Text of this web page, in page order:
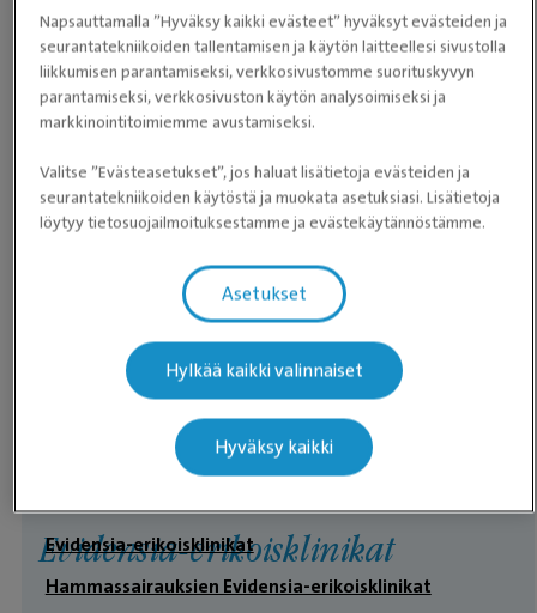
Kissan päivittäisruoka
Koiran erikoisruoka
Koiran lisäravinteet
Koiran päivittäisruoka
PURINA® PRO PLAN® Expert Care Nutrition -
PURINA® PRO PLAN® Veterinary Diets
Kuntoutus, hyvinvointi ja
käyttäytyminen
Koiran tai kissan painonpudotus
Evidensia-erikoisklinikat
Evidensia-erikoisklinikat
Hammassairauksien Evidensia-erikoisklinikat
Napsauttamalla ”Hyväksy kaikki evästeet” hyväksyt evästeiden ja
seurantatekniikoiden tallentamisen ja käytön laitteellesi sivustolla
liikkumisen parantamiseksi, verkkosivustomme suorituskyvyn
parantamiseksi, verkkosivuston käytön analysoimiseksi ja
markkinointitoimiemme avustamiseksi.
Valitse ”Evästeasetukset”, jos haluat lisätietoja evästeiden ja
seurantatekniikoiden käytöstä ja muokata asetuksiasi. Lisätietoja
löytyy tietosuojailmoituksestamme ja evästekäytännöstämme.
Asetukset
Hylkää kaikki valinnaiset
Hyväksy kaikki